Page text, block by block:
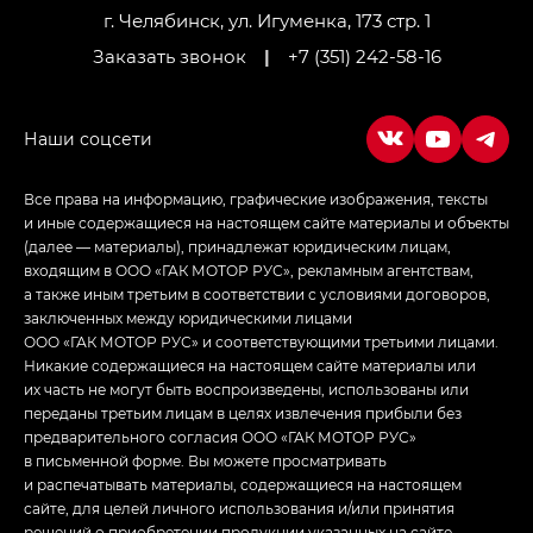
LOUNGE
Empow — Эмпау (Empow) в комплектации
г. Челябинск, ул. Игуменка, 173 стр. 1
Заказать звонок
| +7 (351) 242-58-16
Все права на информацию, графические изображения, тексты
и иные содержащиеся на настоящем сайте материалы и объекты
(далее — материалы), принадлежат юридическим лицам,
входящим в ООО «ГАК МОТОР РУС», рекламным агентствам,
а также иным третьим в соответствии с условиями договоров,
заключенных между юридическими лицами
ООО «ГАК МОТОР РУС» и соответствующими третьими лицами.
Никакие содержащиеся на настоящем сайте материалы или
их часть не могут быть воспроизведены, использованы или
переданы третьим лицам в целях извлечения прибыли без
предварительного согласия ООО «ГАК МОТОР РУС»
в письменной форме. Вы можете просматривать
и распечатывать материалы, содержащиеся на настоящем
сайте, для целей личного использования и/или принятия